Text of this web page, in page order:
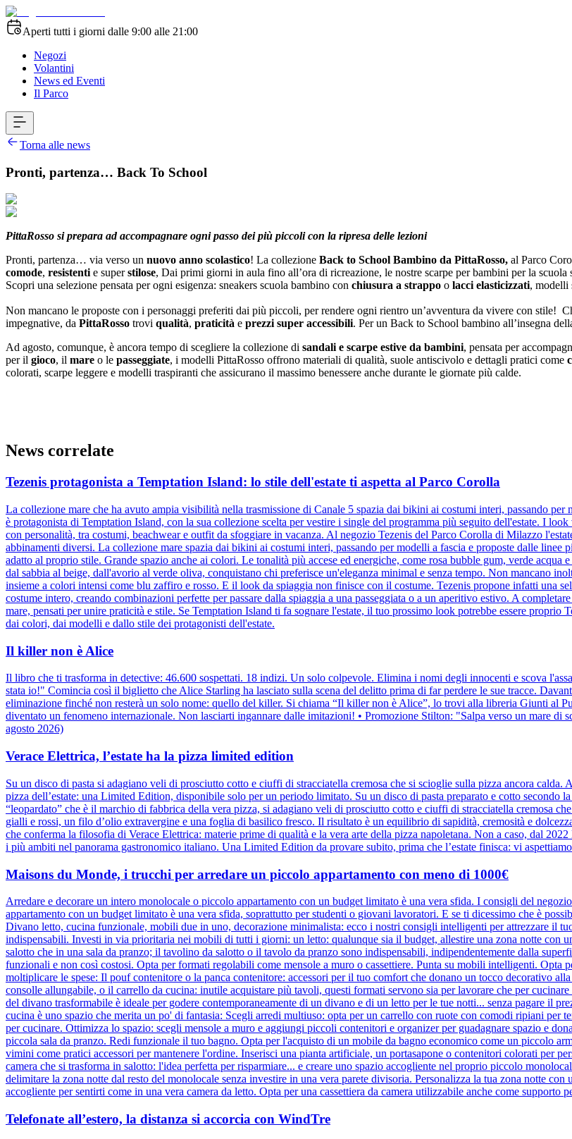
Aperti tutti i giorni dalle 9:00 alle 21:00
Negozi
Volantini
News ed Eventi
Il Parco
Torna alle news
Pronti, partenza… Back To School
PittaRosso si prepara ad accompagnare ogni passo dei più piccoli con la ripresa delle lezioni
Pronti, partenza… via verso un nuovo anno scolastico! La collezione Back to School Bambino da PittaRosso, al Parco
comode, resistentie superstilose, Dai primi giorni in aula fino all’ora di ricreazione, le nostre scarpe per bambini per la
Scopri una selezione pensata per ogni esigenza: sneakers scuola bambino con chiusura a strappo o lacci elasticizzati, modelli
Non mancano le proposte con i personaggi preferiti dai più piccoli, per rendere ogni rientro un’avventura da vivere con stile!
impegnative, da PittaRosso trovi qualità, praticità e prezzi super accessibili. Per un Back to School bambino all’insegna
Ad agosto, comunque, è ancora tempo di scegliere la collezione di sandali e scarpe estive da bambini, pensata per
per il gioco, il mare o le passeggiate, i modelli PittaRosso offrono materiali di qualità, suole antiscivolo e dettagli pratici come
colorati, scarpe leggere e modelli traspiranti che assicurano il massimo benessere anche durante le giornate più calde.
News correlate
Tezenis protagonista a Temptation Island: lo stile dell'estate ti aspetta al Parco Corolla
La collezione mare che ha avuto ampia visibilità nella trasmissione di Canale 5 spazia dai bikini ai costumi interi, passando
è protagonista di Temptation Island, con la sua collezione scelta per vestire i single del programma più seguito dell'estate. I
con personalità, tra costumi, beachwear e outfit da sfoggiare in vacanza. Al negozio Tezenis del Parco Corolla di Milazzo
abbinamenti diversi. La collezione mare spazia dai bikini ai costumi interi, passando per modelli a fascia e proposte dalle
adatto al proprio stile. Grande spazio anche ai colori. Le tonalità più accese ed energiche, come rosa bubble gum, verde
dal sabbia al beige, dall'avorio al verde oliva, conquistano chi preferisce un'eleganza minimal e senza tempo. Non mancano
insieme a colori intensi come blu zaffiro e rosso. E il look da spiaggia non finisce con il costume. Tezenis propone infatti una
costume intero, creando combinazioni perfette per passare dalla spiaggia a una passeggiata o a un aperitivo estivo. A
mare, pensati per unire praticità e stile. Se Temptation Island ti fa sognare l'estate, il tuo prossimo look potrebbe essere
dai colori, dai modelli e dallo stile dei protagonisti dell'estate.
Il killer non è Alice
Il libro che ti trasforma in detective: 46.600 sospettati. 18 indizi. Un solo colpevole. Elimina i nomi degli innocenti e scova
stata io!" Comincia così il biglietto che Alice Starling ha lasciato sulla scena del delitto prima di far perdere le sue tracce.
eliminazione finché non resterà un solo nome: quello del killer. Si chiama “Il killer non è Alice”, lo trovi alla libreria Giunti al
diventato un fenomeno internazionale. Non lasciarti ingannare dalle imitazioni! • Promozione Stilton: "Salpa verso un mare
agosto 2026)
Verace Elettrica, l’estate ha la pizza limited edition
Su un disco di pasta si adagiano veli di prosciutto cotto e ciuffi di stracciatella cremosa che si scioglie sulla pizza ancora
pizza dell’estate: una Limited Edition, disponibile solo per un periodo limitato. Su un disco di pasta preparato e cotto secondo
“leopardato” che è il marchio di fabbrica della vera pizza, si adagiano veli di prosciutto cotto e ciuffi di stracciatella cremosa
gialli e rossi, un filo d’olio extravergine e una foglia di basilico fresco. Il risultato è un equilibrio di sapidità, cremosità e
che conferma la filosofia di Verace Elettrica: materie prime di qualità e la vera arte della pizza napoletana. Non a caso, dal
i più ambiti nel panorama gastronomico italiano. Una Limited Edition da provare subito, prima che l’estate finisca: vi
Maisons du Monde, i trucchi per arredare un piccolo appartamento con meno di 1000€
Arredare e decorare un intero monolocale o piccolo appartamento con un budget limitato è una vera sfida. I consigli del
appartamento con un budget limitato è una vera sfida, soprattutto per studenti o giovani lavoratori. E se ti dicessimo che è
Divano letto, cucina funzionale, mobili due in uno, decorazione minimalista: ecco i nostri consigli intelligenti per attrezzare il
indispensabili. Investi in via prioritaria nei mobili di tutti i giorni: un letto: qualunque sia il budget, allestire una zona notte con
salotto che in una sala da pranzo; il tavolino da salotto o il tavolo da pranzo sono indispensabili, indipendentemente dalla
funzionali e non così costosi. Opta per formati regolabili come mensole a muro o cassettiere. Punta su mobili intelligenti. Opta
moltiplicare le spese: Il pouf contenitore o la panca contenitore: accessori per il tuo comfort che donano un tocco decorativo
consolle allungabile, o il carrello da cucina: inutile acquistare più tavoli, questi formati servono sia per lavorare che per
del divano trasformabile è ideale per godere contemporaneamente di un divano e di un letto per le tue notti... senza pagare il
cucina è uno spazio che merita un po' di fantasia: Scegli arredi multiuso: opta per un carrello con ruote con comodi ripiani per
per cucinare. Ottimizza lo spazio: scegli mensole a muro e aggiungi piccoli contenitori e organizer per guadagnare spazio e
piccola sala da pranzo. Redi funzionale il tuo bagno. Opta per l'acquisto di un mobile da bagno economico come un piccolo
vimini come pratici accessori per mantenere l'ordine. Inserisci una pianta artificiale, un portasapone o contenitori colorati per
camera che si trasforma in salotto: l'idea perfetta per risparmiare... e creare uno spazio accogliente nel proprio piccolo
delimitare la zona notte dal resto del monolocale senza investire in una vera parete divisoria. Personalizza la tua zona notte
accogliente per sentirti come in una vera camera da letto. Opta per una cassettiera da camera utilizzabile anche come supporto
Telefonate all’estero, la distanza si accorcia con WindTre